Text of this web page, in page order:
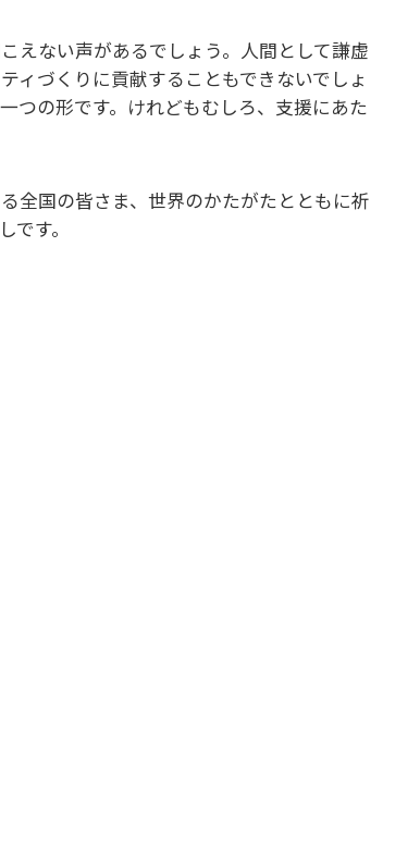
えない声があるでしょう。人間として謙虚
ィづくりに貢献することもできないでしょ
つの形です。けれどもむしろ、支援にあた
全国の皆さま、世界のかたがたとともに祈
す。